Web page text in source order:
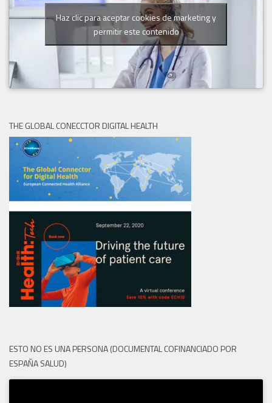
Haz clic para aceptar cookies de marketing y
permitir este contenido
THE GLOBAL CONECCTOR DIGITAL HEALTH
ESTO NO ES UNA PERSONA (DOCUMENTAL COFINANCIADO POR
ESPAÑA SALUD)